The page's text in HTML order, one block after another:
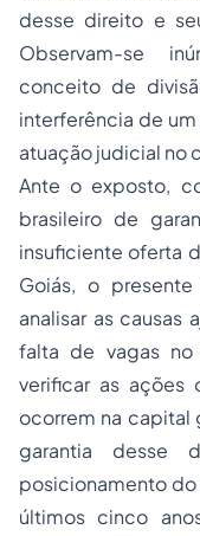
desse direito e
Observam-se
conceito de
interferência de
atuação judicial no
Ante o exposto,
brasileiro de
insuficiente oferta
Goiás, o
analisar as causas
falta de vagas no
verificar as ações
ocorrem na capital
garantia desse
posicionamento
últimos cinco